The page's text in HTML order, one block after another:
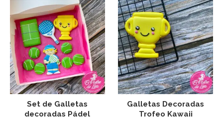
Set de Galletas
decoradas Pádel
Galletas Decoradas
Trofeo Kawaii